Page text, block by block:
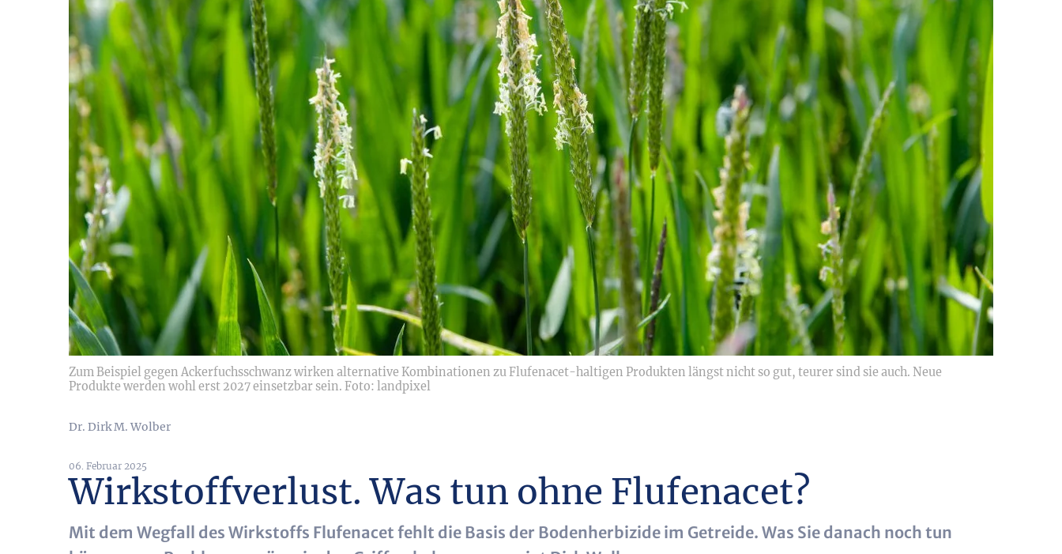
Zum Beispiel gegen Ackerfuchsschwanz wirken alternative Kombinationen zu Flufenacet-haltigen Produkten längst nicht so gut, teurer sind sie auch. Neue
Produkte werden wohl erst 2027 einsetzbar sein. Foto: landpixel
Dr. Dirk M. Wolber
06. Februar 2025
Wirkstoffverlust. Was tun ohne Flufenacet?
Mit dem Wegfall des Wirkstoffs Flufenacet fehlt die Basis der Bodenherbizide im Getreide. Was Sie danach noch tun